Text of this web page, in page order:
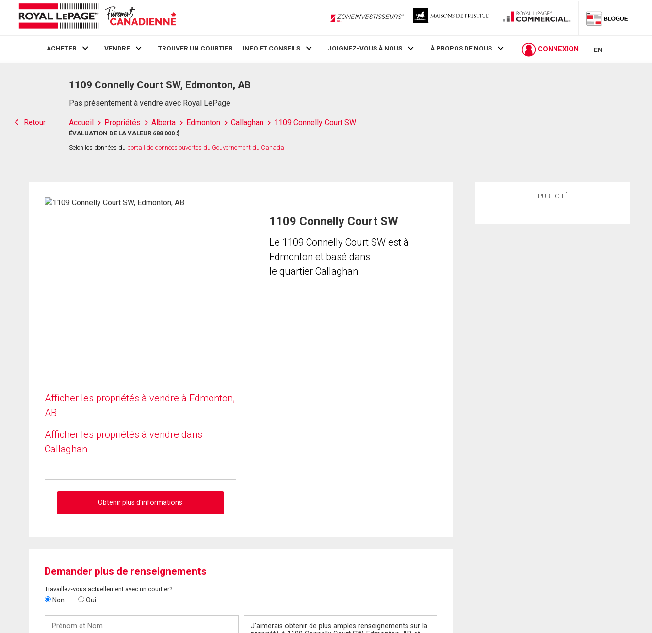
ZoneInvestisseurs RLP
ACHETER VENDRE TROUVER UN COURTIER INFO ET CONSEILS JOIGNEZ-VOUS À NOUS À PROPOS DE NOUS CONNEXION EN
Retour
1109 Connelly Court SW, Edmonton, AB
Pas présentement à vendre avec Royal LePage
Accueil Propriétés Alberta Edmonton Callaghan 1109 Connelly Court SW
ÉVALUATION DE LA VALEUR 688 000 $
Selon les données du portail de données ouvertes du Gouvernement du Canada
Afficher les propriétés à vendre à Edmonton,
AB
Afficher les propriétés à vendre dans
Callaghan
Obtenir plus d'informations
1109 Connelly Court SW
Le 1109 Connelly Court SW est à
Edmonton et basé dans
le quartier Callaghan.
Demander plus de renseignements
Travaillez-vous actuellement avec un courtier?
Non Oui
PUBLICITÉ